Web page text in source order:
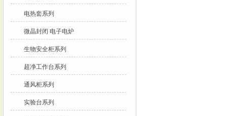
电热套系列
微晶封闭 电子电炉
生物安全柜系列
超净工作台系列
通风柜系列
实验台系列